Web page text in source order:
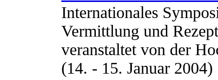
Internationales
Vermittlung und
veranstaltet von der
(14. - 15. Januar 2004)